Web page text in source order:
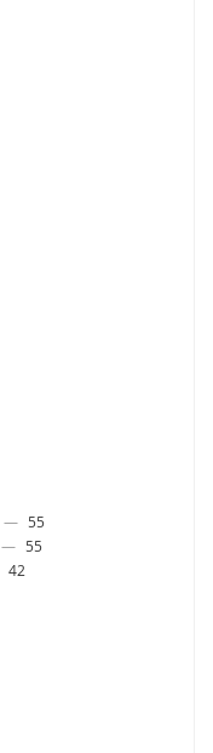
— 55
— 55
42